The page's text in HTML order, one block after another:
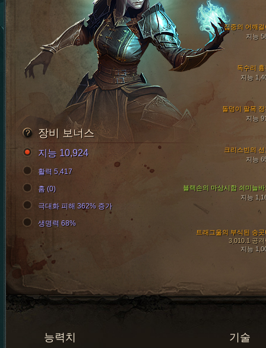
독수리 흉
지능
돌덩이 팔목 장
지능
집중의 어깨걸
지능
블랙손의 마상시합 쇠미늘바
지능
트래그울의 부식된 송곳
3,010.1 공격
지능
크리스빈의 선
지능
장비 보너스
지능 10,924
활력 5,417
홈 (0)
극대화 피해 362% 증가
생명력 68%
기술
능력치